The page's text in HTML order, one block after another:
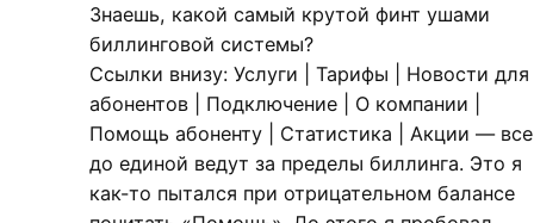
Знаешь, какой самый крутой финт ушами
биллинговой системы?
Ссылки внизу: Услуги | Тарифы | Новости для
абонентов | Подключение | О компании |
Помощь абоненту | Статистика | Акции — все
до единой ведут за пределы биллинга. Это я
как-то пытался при отрицательном балансе